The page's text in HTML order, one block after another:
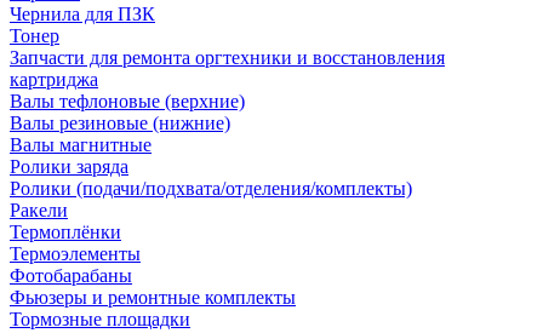
Чернила для ПЗК
Тонер
Запчасти для ремонта оргтехники и восстановления
картриджа
Валы тефлоновые (верхние)
Валы резиновые (нижние)
Валы магнитные
Ролики заряда
Ролики (подачи/подхвата/отделения/комплекты)
Ракели
Термоплёнки
Термоэлементы
Фотобарабаны
Фьюзеры и ремонтные комплекты
Тормозные площадки